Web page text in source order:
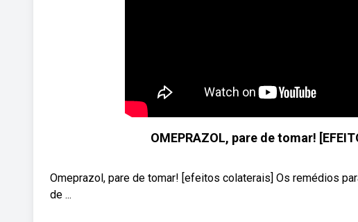
OMEPRAZOL, pare de tomar!
Omeprazol, pare de tomar! [efeitos colaterais] Os remédios
de ...